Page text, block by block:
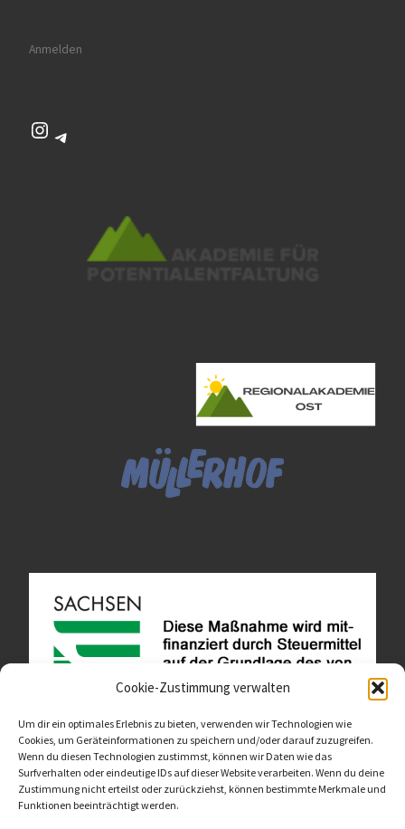
Cookie-Zustimmung verwalten
Um dir ein optimales Erlebnis zu bieten, verwenden wir Technologien wie
Cookies, um Geräteinformationen zu speichern und/oder darauf zuzugreifen.
Wenn du diesen Technologien zustimmst, können wir Daten wie das
Surfverhalten oder eindeutige IDs auf dieser Website verarbeiten. Wenn du deine
Zustimmung nicht erteilst oder zurückziehst, können bestimmte Merkmale und
Funktionen beeinträchtigt werden.
Anmelden
Instagram
Telegram
Diese Website ist als Teil des Projektes "Wachsen lassen
- Raum geben" entstanden.>>>